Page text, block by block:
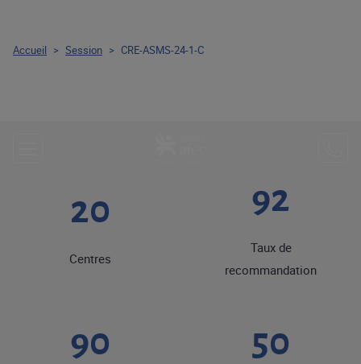
20
Centres
92
Taux de
recommandation
90 50
Accueil > Session > CRE-ASMS-24-1-C